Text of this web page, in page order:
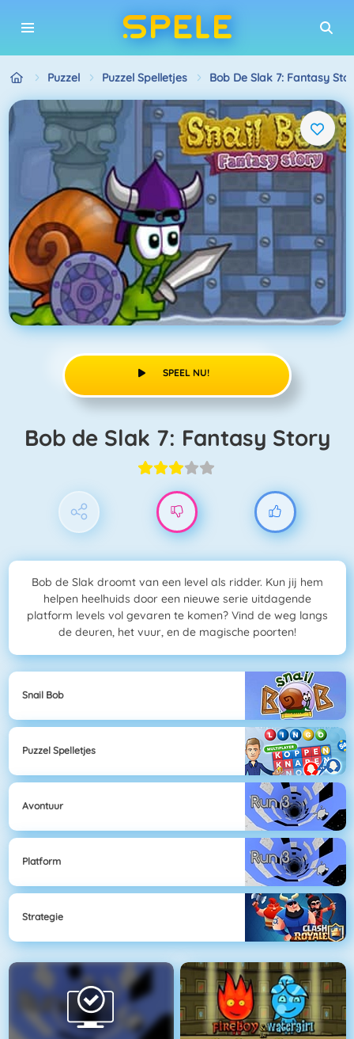
Puzzel Puzzel Spelletjes Bob De Slak 7: Fantasy
SPEEL NU!
Bob de Slak 7: Fantasy Story
Bob de Slak droomt van een level als ridder. Kun jij hem
helpen heelhuids door een nieuwe serie uitdagende
platform levels vol gevaren te komen? Vind de weg langs
de deuren, het vuur, en de magische poorten!
Snail Bob
Puzzel Spelletjes
Avontuur
Platform
Strategie